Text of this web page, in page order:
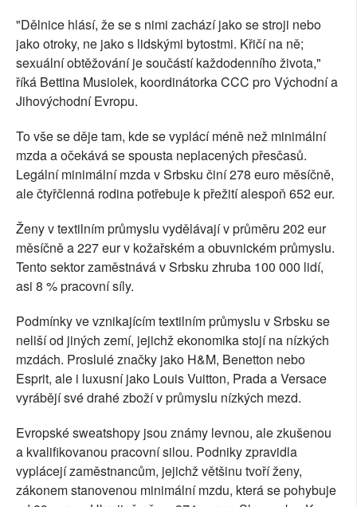
"Dělnice hlásí, že se s nimi zachází jako se stroji nebo
jako otroky, ne jako s lidskými bytostmi. Křičí na ně;
sexuální obtěžování je součástí každodenního života,"
říká Bettina Musiolek, koordinátorka CCC pro Východní a
Jihovýchodní Evropu.
To vše se děje tam, kde se vyplácí méně než minimální
mzda a očekává se spousta neplacených přesčasů.
Legální minimální mzda v Srbsku činí 278 euro měsíčně,
ale čtyřčlenná rodina potřebuje k přežití alespoň 652 eur.
Ženy v textilním průmyslu vydělávají v průměru 202 eur
měsíčně a 227 eur v kožařském a obuvnickém průmyslu.
Tento sektor zaměstnává v Srbsku zhruba 100 000 lidí,
asi 8 % pracovní síly.
Podmínky ve vznikajícím textilním průmyslu v Srbsku se
neliší od jiných zemí, jejichž ekonomika stojí na nízkých
mzdách. Proslulé značky jako H&M, Benetton nebo
Esprit, ale i luxusní jako Louis Vuitton, Prada a Versace
vyrábějí své drahé zboží v průmyslu nízkých mezd.
Evropské sweatshopy jsou známy levnou, ale zkušenou
a kvalifikovanou pracovní silou. Podniky zpravidla
vyplácejí zaměstnancům, jejichž většinu tvoří ženy,
zákonem stanovenou minimální mzdu, která se pohybuje